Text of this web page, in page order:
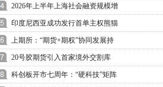
需
2026年上半年上海社会融资规模增
加
印度尼西亚成功发行首单主权熊猫
债
上期所：“期货+期权”协同发展持
续
20号胶期货引入首家境外交割库
交割
科创板开市七周年：“硬科技”矩阵